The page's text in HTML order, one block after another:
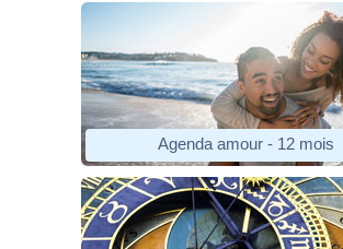
Agenda amour - 12 mois